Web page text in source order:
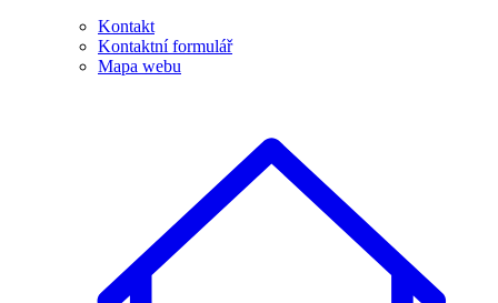
Kontakt
Kontaktní formulář
Mapa webu